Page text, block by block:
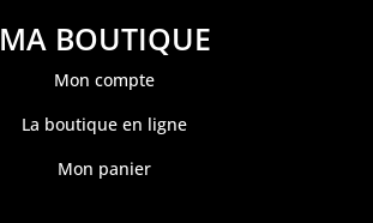
MA BOUTIQUE
Mon compte
La boutique en ligne
Mon panier